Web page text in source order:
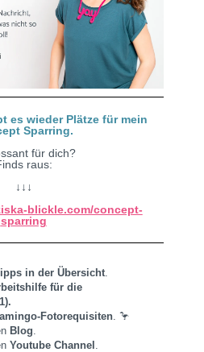
es wieder Plätze für mein
Sparring.
für dich?
raus:
↓↓↓
blickle.com/concept-
sparring
in der Übersicht
für die
Fotorequisiten . 🦩
Blog
Youtube Channel